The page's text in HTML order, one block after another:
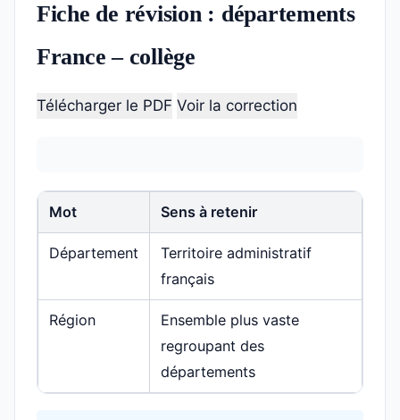
Fiche de révision : départements
France – collège
Télécharger le PDF Voir la correction
Mot Sens à retenir
Département
Territoire administratif
français
Région
Ensemble plus vaste
regroupant des
départements